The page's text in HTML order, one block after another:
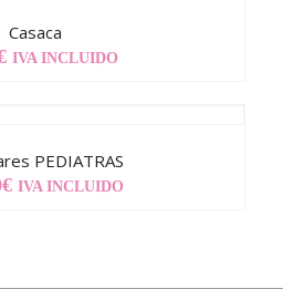
Casaca
IVA INCLUIDO
PEDIATRAS
€ IVA INCLUIDO